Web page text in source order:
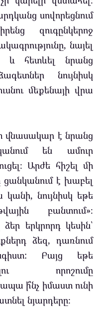
սովորեցնում
զուգընկերոջ
նայել
և հետևել նրանց
նույնիսկ
մեքենայի վրա
վնասակար է նրանց
են ամուր
Արժե հիշել մի
ցանկանում է խաբել
նույնիսկ եթե
բանտում»։
երկրորդ կեսին՝
ձեզ, դառնում
Բայց եթե
որոշումը
ի՞նչ իմաստ ունի
նյարդերը։